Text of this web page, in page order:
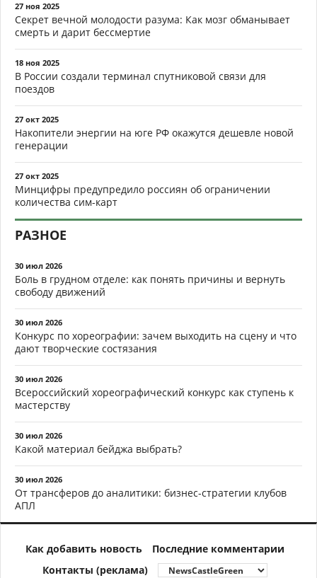
27 ноя 2025
Секрет вечной молодости разума: Как мозг обманывает
смерть и дарит бессмертие
18 ноя 2025
В России создали терминал спутниковой связи для
поездов
27 окт 2025
Накопители энергии на юге РФ окажутся дешевле новой
генерации
27 окт 2025
Минцифры предупредило россиян об ограничении
количества сим-карт
РАЗНОЕ
30 июл 2026
Боль в грудном отделе: как понять причины и вернуть
свободу движений
30 июл 2026
Конкурс по хореографии: зачем выходить на сцену и что
дают творческие состязания
30 июл 2026
Всероссийский хореографический конкурс как ступень к
мастерству
30 июл 2026
Какой материал бейджа выбрать?
30 июл 2026
От трансферов до аналитики: бизнес-стратегии клубов
АПЛ
Как добавить новость
Последние комментарии
Контакты (реклама)